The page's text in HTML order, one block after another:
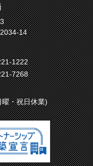
14
1222
7268
・祝日休業)